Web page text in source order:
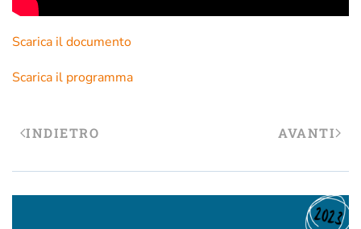
Scarica il documento
Scarica il programma
INDIETRO AVANTI